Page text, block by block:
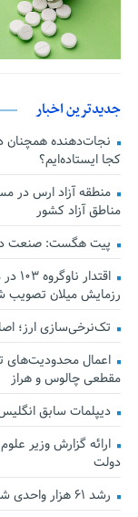
جدیدترین اخبار
کجا ایستاده‌ایم؟
منطقه آزاد ارس در
مناطق آزاد کشور
پیت هگست: صنعت
رزمایش میلان تصویب
تک‌نرخی‌سازی ارز؛
اعمال محدودیت‌های
مقطعی چالوس و هراز
دیپلمات سابق
ارائه گزارش وزیر
دولت
رشد ۶۱ هزار واحدی شاخص بورس